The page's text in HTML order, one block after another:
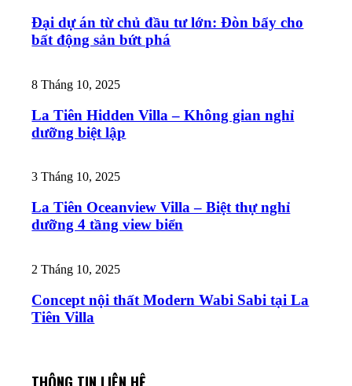
Đại dự án từ chủ đầu tư lớn: Đòn bẩy cho
bất động sản bứt phá
8 Tháng 10, 2025
La Tiên Hidden Villa – Không gian nghỉ
dưỡng biệt lập
3 Tháng 10, 2025
La Tiên Oceanview Villa – Biệt thự nghỉ
dưỡng 4 tầng view biển
2 Tháng 10, 2025
Concept nội thất Modern Wabi Sabi tại La
Tiên Villa
THÔNG TIN LIÊN HỆ